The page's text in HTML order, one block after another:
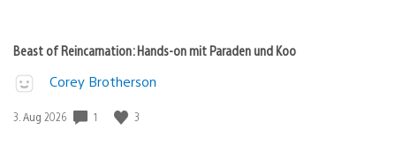
Beast of Reincarnation: Hands-on mit Paraden und Koo
Corey Brotherson
Veröffentlichungsdatum:
3. Aug 2026 1 3